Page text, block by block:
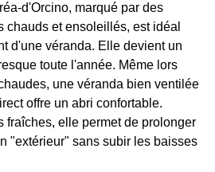
d'Orcino, marqué par des
chauds et ensoleillés, est idéal
d'une véranda. Elle devient un
toute l'année. Même lors
une véranda bien ventilée
offre un abri confortable.
fraîches, elle permet de prolonger
"extérieur" sans subir les baisses